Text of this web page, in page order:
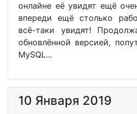
онлайне её увидят ещё
впереди ещё столько
всё-таки увидят!
обновлённой версией,
MySQL...
10 Января 2019